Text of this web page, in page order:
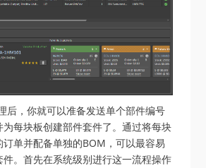
后，你就可以准备发送单个部件编号
为每块板创建部件套件了。通过将每块
订单并配备单独的BOM，可以最容易
件。首先在系统级别进行这一流程操作